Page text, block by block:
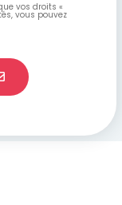
vos droits «
vous pouvez